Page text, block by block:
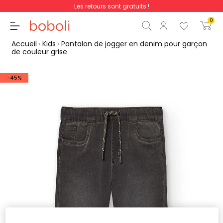
Les retours sont gratuits !
0
poursuit Commencer la
Accueil Kids Pantalon de jogger en denim pour garçon
de couleur grise
-45%